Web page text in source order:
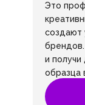
Это
создают
и получи
образца